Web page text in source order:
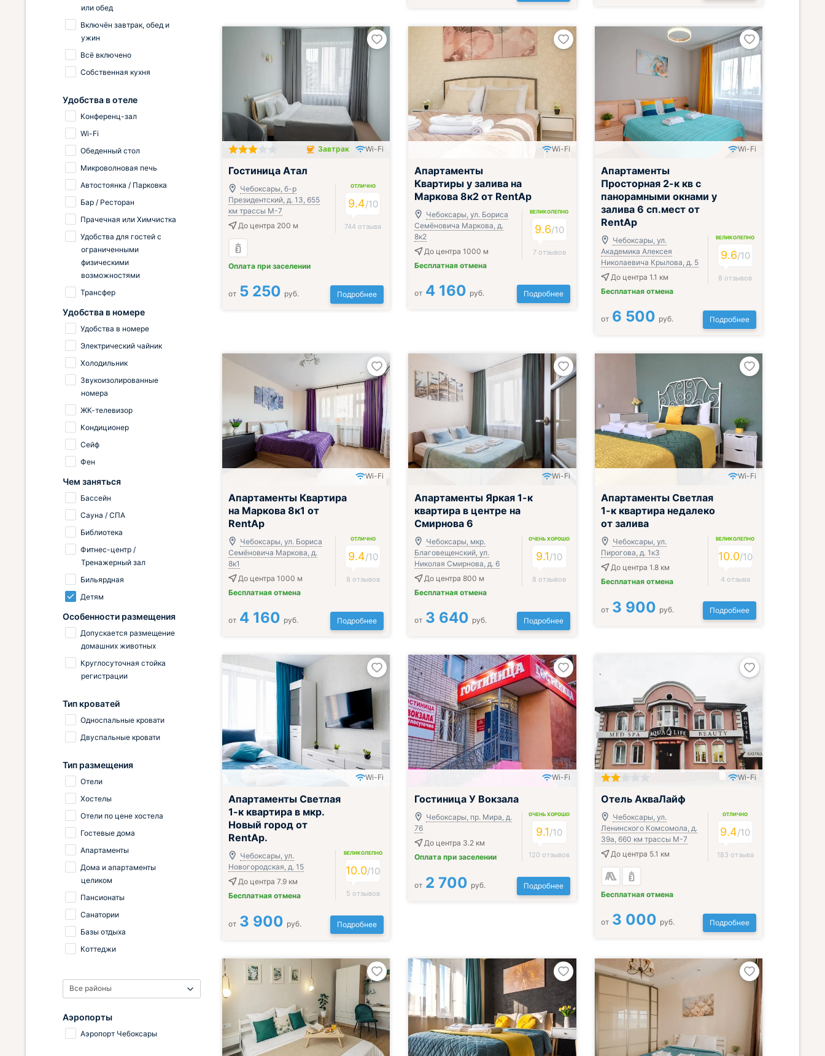
Завтрак включён
Завтрак Wi-Fi
Гостиница Атал
Чебоксары, б-р
Президентский, д. 13, 655
км трассы М-7
До центра 200 м
Оплата при заселении
ОТЛИЧНО
9.4/10
744 отзыва
от 5 250 руб. Подробнее
Wi-Fi
Апартаменты
Квартиры у залива на
Маркова 8к2 от RentAp
Чебоксары, ул. Бориса
Семёновича Маркова, д.
8к2
До центра 1000 м
Бесплатная отмена
ВЕЛИКОЛЕПНО
9.6/10
7 отзывов
от 4 160 руб. Подробнее
Wi-Fi
Апартаменты
Просторная 2-к кв с
панорамными окнами у
залива 6 сп.мест от
RentAp
Чебоксары, ул.
Академика Алексея
Николаевича Крылова, д. 5
До центра 1.1 км
Бесплатная отмена
ВЕЛИКОЛЕПНО
9.6/10
8 отзывов
от 6 500 руб. Подробнее
Wi-Fi
Апартаменты Квартира
на Маркова 8к1 от
RentAp
Чебоксары, ул. Бориса
Семёновича Маркова, д.
8к1
До центра 1000 м
Бесплатная отмена
ОТЛИЧНО
9.4/10
8 отзывов
от 4 160 руб. Подробнее
Wi-Fi
Апартаменты Яркая 1-к
квартира в центре на
Смирнова 6
Чебоксары, мкр.
Благовещенский, ул.
Николая Смирнова, д. 6
До центра 800 м
Бесплатная отмена
ОЧЕНЬ ХОРОШО
9.1/10
8 отзывов
от 3 640 руб. Подробнее
Wi-Fi
Апартаменты Светлая
1-к квартира недалеко
от залива
Чебоксары, ул.
Пирогова, д. 1к3
До центра 1.8 км
Бесплатная отмена
ВЕЛИКОЛЕПНО
10.0/10
4 отзыва
от 3 900 руб. Подробнее
Wi-Fi
Апартаменты Светлая
1-к квартира в мкр.
Новый город от
RentAp.
Чебоксары, ул.
Новогородская, д. 15
До центра 7.9 км
Бесплатная отмена
ВЕЛИКОЛЕПНО
10.0/10
5 отзывов
от 3 900 руб. Подробнее
Wi-Fi
Гостиница У Вокзала
Чебоксары, пр. Мира, д.
76
До центра 3.2 км
Оплата при заселении
ОЧЕНЬ ХОРОШО
9.1/10
120 отзывов
от 2 700 руб. Подробнее
Wi-Fi
Отель АкваЛайф
Чебоксары, ул.
Ленинского Комсомола, д.
39а, 660 км трассы М-7
До центра 5.1 км
Бесплатная отмена
ОТЛИЧНО
9.4/10
183 отзыва
от 3 000 руб. Подробнее
или обед
Включён завтрак, обед и
ужин
Всё включено
Собственная кухня
Удобства в отеле
Конференц-зал
Wi-Fi
Обеденный стол
Микроволновая печь
Автостоянка / Парковка
Бар / Ресторан
Прачечная или Химчистка
Удобства для гостей с
ограниченными
физическими
возможностями
Трансфер
Удобства в номере
Удобства в номере
Электрический чайник
Холодильник
Звукоизолированные
номера
ЖК-телевизор
Кондиционер
Сейф
Фен
Чем заняться
Бассейн
Сауна / СПА
Библиотека
Фитнес-центр /
Тренажерный зал
Бильярдная
Детям
Особенности размещения
Допускается размещение
домашних животных
Круглосуточная стойка
регистрации
Тип кроватей
Односпальные кровати
Двуспальные кровати
Тип размещения
Отели
Хостелы
Отели по цене хостела
Гостевые дома
Апартаменты
Дома и апартаменты
целиком
Пансионаты
Санатории
Базы отдыха
Коттеджи
Все районы
Аэропорты
Аэропорт Чебоксары